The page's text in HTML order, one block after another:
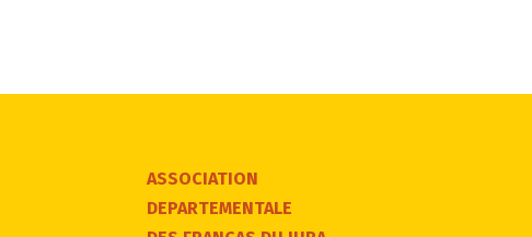
ASSOCIATION
DEPARTEMENTALE